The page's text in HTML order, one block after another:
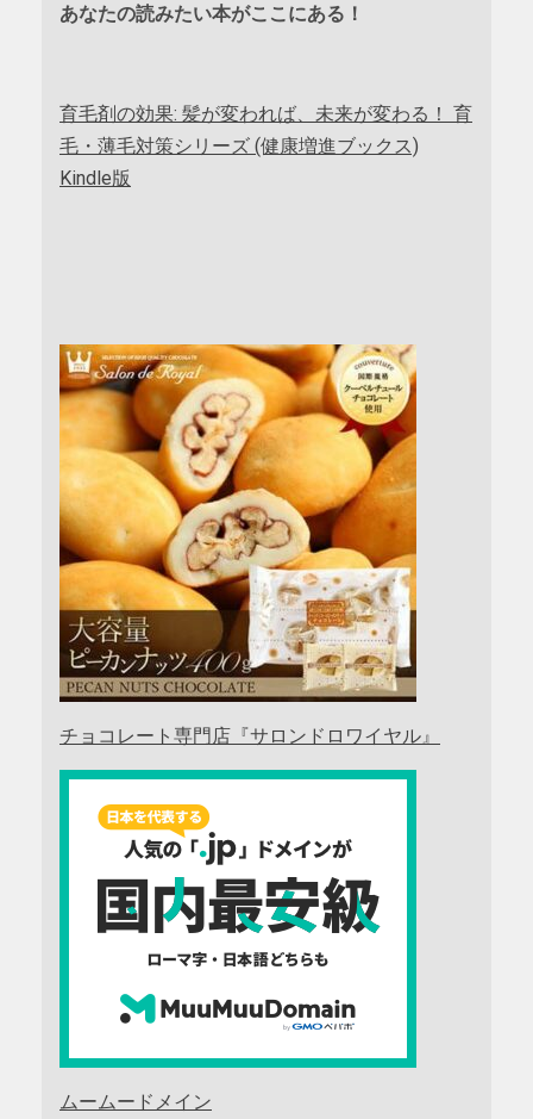
あなたの読みたい本がここにある！
育毛剤の効果: 髪が変われば、未来が変わる！ 育
毛・薄毛対策シリーズ (健康増進ブックス)
Kindle版
チョコレート専門店『サロンドロワイヤル』
ムームードメイン